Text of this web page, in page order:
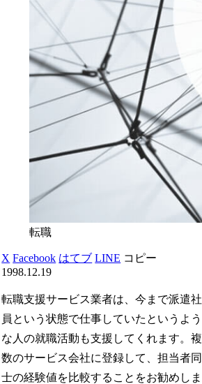
転職
X Facebook はてブ LINE コピー
1998.12.19
転職支援サービス業者は、今まで派遣社
員という状態で仕事していたというよう
な人の就職活動も支援してくれます。複
数のサービス会社に登録して、担当者同
士の経験値を比較することをお勧めしま